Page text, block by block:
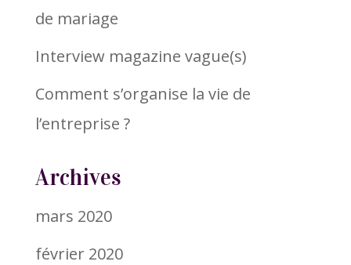
de mariage
Interview magazine vague(s)
Comment s’organise la vie de
l’entreprise ?
Archives
mars 2020
février 2020